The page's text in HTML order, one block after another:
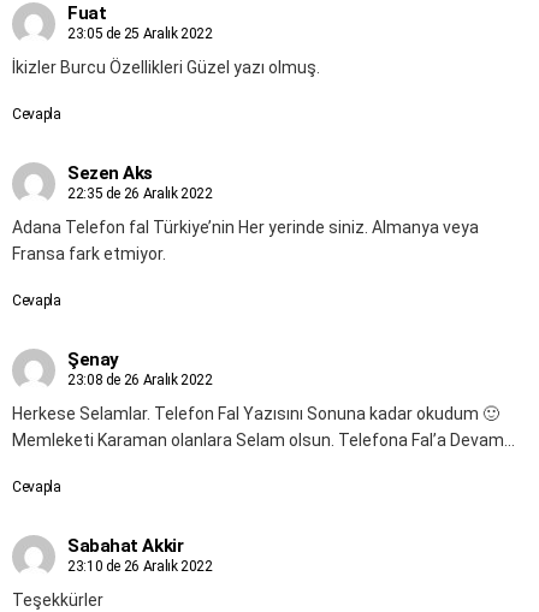
Fuat
23:05 de 25 Aralık 2022
İkizler Burcu Özellikleri Güzel yazı olmuş.
Cevapla
Sezen Aks
22:35 de 26 Aralık 2022
Adana Telefon fal Türkiye’nin Her yerinde siniz. Almanya veya
Fransa fark etmiyor.
Cevapla
Şenay
23:08 de 26 Aralık 2022
Herkese Selamlar. Telefon Fal Yazısını Sonuna kadar okudum 🙂
Memleketi Karaman olanlara Selam olsun. Telefona Fal’a Devam…
Cevapla
Sabahat Akkir
23:10 de 26 Aralık 2022
Teşekkürler